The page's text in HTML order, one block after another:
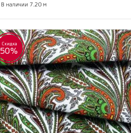
В наличии 7.20 м
Скидка
50%